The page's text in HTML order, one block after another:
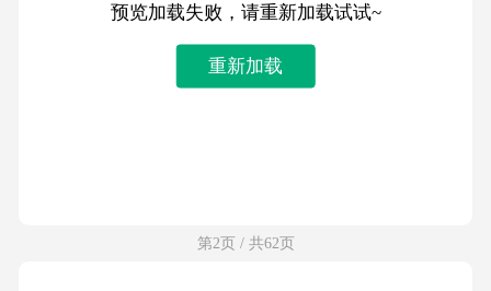
预览加载失败，请重新加载试试~
重新加载
第2页 / 共62页